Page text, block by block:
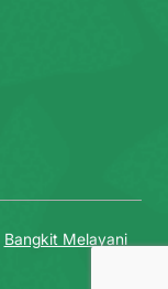
Bangkit Melayani